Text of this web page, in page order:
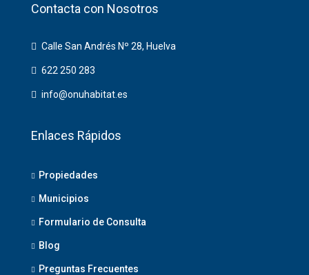
Contacta con Nosotros
Calle San Andrés Nº 28, Huelva
622 250 283
info@onuhabitat.es
Enlaces Rápidos
Propiedades
Municipios
Formulario de Consulta
Blog
Preguntas Frecuentes